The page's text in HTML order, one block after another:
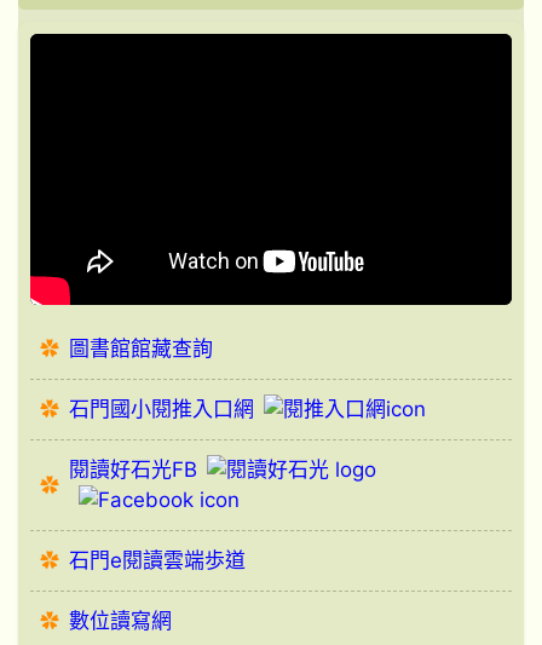
圖書館館藏查詢
石門國小閱推入口網
閱讀好石光FB
石門e閱讀雲端歩道
數位讀寫網